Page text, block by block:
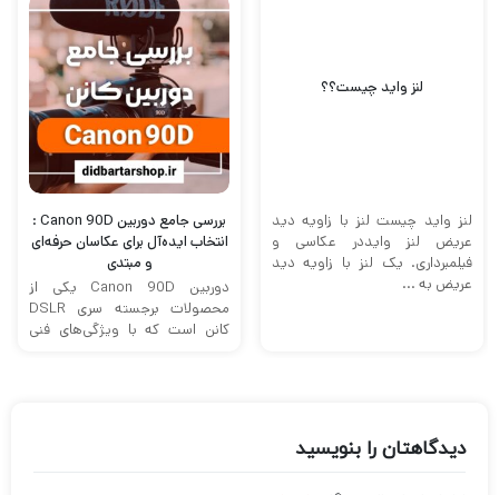
لنز واید چیست؟؟
لنز واید چیست لنز با زاویه دید
عریض لنز وایددر عکاسی و
فیلمبرداری. یک لنز با زاویه دید
عریض به ...
بررسی جامع دوربین Canon 90D :
انتخاب ایده‌آل برای عکاسان حرفه‌ای
و مبتدی
دوربین Canon 90D یکی از
محصولات برجسته سری DSLR
کانن است که با ویژگی‌های فنی
دیدگاهتان را بنویسید